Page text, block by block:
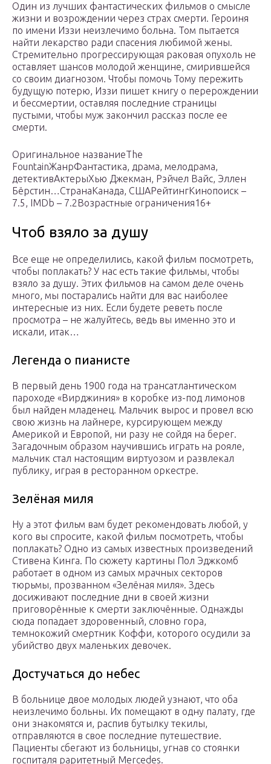
Один из лучших фантастических фильмов о смысле
жизни и возрождении через страх смерти. Героиня
по имени Иззи неизлечимо больна. Том пытается
найти лекарство ради спасения любимой жены.
Стремительно прогрессирующая раковая опухоль не
оставляет шансов молодой женщине, смирившейся
со своим диагнозом. Чтобы помочь Тому пережить
будущую потерю, Иззи пишет книгу о перерождении
и бессмертии, оставляя последние страницы
пустыми, чтобы муж закончил рассказ после ее
смерти.
Оригинальное названиеThe
FountainЖанрФантастика, драма, мелодрама,
детективАктерыХью Джекман, Рэйчел Вайс, Эллен
Бёрстин…СтранаКанада, СШАРейтингКинопоиск –
7.5, IMDb – 7.2Возрастные ограничения16+
Чтоб взяло за душу
Все еще не определились, какой фильм посмотреть,
чтобы поплакать? У нас есть такие фильмы, чтобы
взяло за душу. Этих фильмов на самом деле очень
много, мы постарались найти для вас наиболее
интересные из них. Если будете реветь после
просмотра – не жалуйтесь, ведь вы именно это и
искали, итак…
Легенда о пианисте
В первый день 1900 года на трансатлантическом
пароходе «Вирджиния» в коробке из-под лимонов
был найден младенец. Мальчик вырос и провел всю
свою жизнь на лайнере, курсирующем между
Америкой и Европой, ни разу не сойдя на берег.
Загадочным образом научившись играть на рояле,
мальчик стал настоящим виртуозом и развлекал
публику, играя в ресторанном оркестре.
Зелёная миля
Ну а этот фильм вам будет рекомендовать любой, у
кого вы спросите, какой фильм посмотреть, чтобы
поплакать? Одно из самых известных произведений
Стивена Кинга. По сюжету картины Пол Эджкомб
работает в одном из самых мрачных секторов
тюрьмы, прозванном «Зелёная миля». Здесь
досиживают последние дни в своей жизни
приговорённые к смерти заключённые. Однажды
сюда попадает здоровенный, словно гора,
темнокожий смертник Коффи, которого осудили за
убийство двух маленьких девочек.
Достучаться до небес
В больнице двое молодых людей узнают, что оба
неизлечимо больны. Их помещают в одну палату, где
они знакомятся и, распив бутылку текилы,
отправляются в свое последние путешествие.
Пациенты сбегают из больницы, угнав со стоянки
госпиталя раритетный Mercedes.